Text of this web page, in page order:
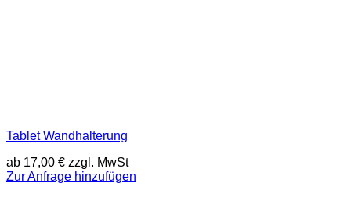
Tablet Wandhalterung
ab 17,00 € zzgl. MwSt
Zur Anfrage hinzufügen